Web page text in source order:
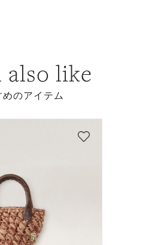
also like
めのアイテム